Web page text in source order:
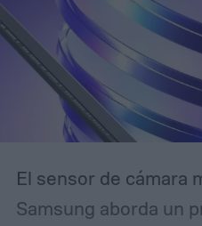
El sensor de cámara
Samsung aborda un